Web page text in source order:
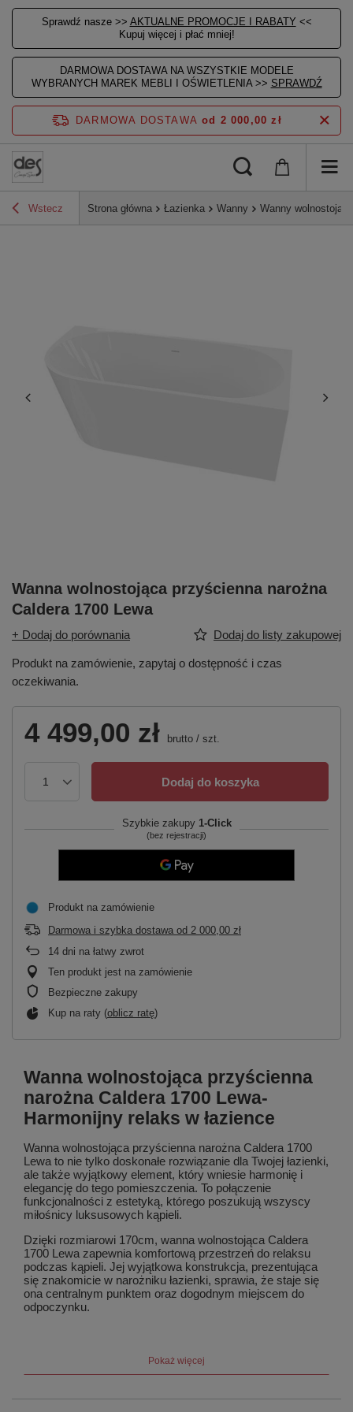
Sprawdź nasze >> AKTUALNE PROMOCJE I RABATY <<
Kupuj więcej i płać mniej!
DARMOWA DOSTAWA NA WSZYSTKIE MODELE
WYBRANYCH MAREK MEBLI I OŚWIETLENIA >> SPRAWDŹ
DARMOWA DOSTAWA od 2 000,00 zł
Wstecz Strona główna Łazienka Wanny Wanny
Wanna wolnostojąca przyścienna narożna
Caldera 1700 Lewa
+ Dodaj do porównania Dodaj do listy zakupowej
Produkt na zamówienie, zapytaj o dostępność i czas
oczekiwania.
4 499,00 zł brutto / szt.
Dodaj do koszyka
Szybkie zakupy 1-Click
(bez rejestracji)
Produkt na zamówienie
Darmowa i szybka dostawa od 2 000,00 zł
14 dni na łatwy zwrot
Ten produkt jest na zamówienie
Bezpieczne zakupy
Kup na raty (oblicz ratę)
Wanna wolnostojąca przyścienna
narożna Caldera 1700 Lewa-
Harmonijny relaks w łazience
Wanna wolnostojąca przyścienna narożna Caldera 1700
Lewa to nie tylko doskonałe rozwiązanie dla Twojej łazienki,
ale także wyjątkowy element, który wniesie harmonię i
elegancję do tego pomieszczenia. To połączenie
funkcjonalności z estetyką, którego poszukują wszyscy
miłośnicy luksusowych kąpieli.
Dzięki rozmiarowi 170cm, wanna wolnostojąca Caldera
1700 Lewa zapewnia komfortową przestrzeń do relaksu
podczas kąpieli. Jej wyjątkowa konstrukcja, prezentująca
się znakomicie w narożniku łazienki, sprawia, że staje się
ona centralnym punktem oraz dogodnym miejscem do
odpoczynku.
nowoczesny i klasyczny. Wykonana z najwyższej jakości
materiałów, doskonale komponuje się z każdym stylem
Pokaż więcej